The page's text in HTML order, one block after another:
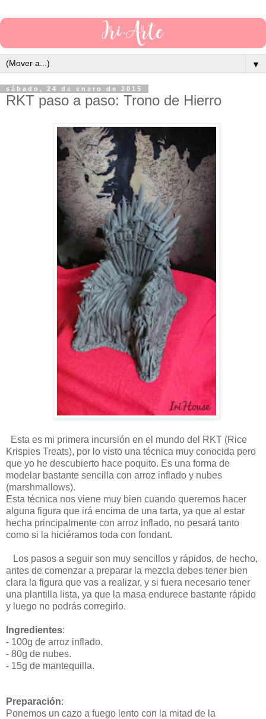
▼
sábado, 24 de enero de 2015
RKT paso a paso: Trono de Hierro
Esta es mi primera incursión en el mundo del RKT (Rice
Krispies Treats), por lo visto una técnica muy conocida pero
que yo he descubierto hace poquito. Es una forma de
modelar bastante sencilla con arroz inflado y nubes
(marshmallows).
Esta técnica nos viene muy bien cuando queremos hacer
alguna figura que irá encima de una tarta, ya que al estar
hecha principalmente con arroz inflado, no pesará tanto
como si la hiciéramos toda con fondant.
Los pasos a seguir son muy sencillos y rápidos, de hecho,
antes de comenzar a preparar la mezcla debes tener bien
clara la figura que vas a realizar, y si fuera necesario tener
una plantilla lista, ya que la masa endurece bastante rápido
y luego no podrás corregirlo.
Ingredientes:
- 100g de arroz inflado.
- 80g de nubes.
- 15g de mantequilla.
Preparación:
Ponemos un cazo a fuego lento con la mitad de la